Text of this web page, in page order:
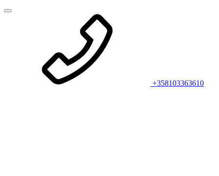
+358103363610